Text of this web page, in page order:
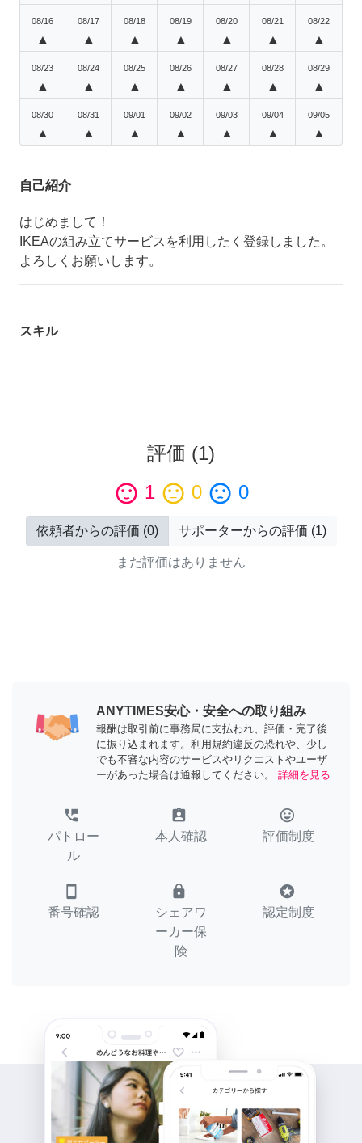
08/16
▲
08/17
▲
08/18
▲
08/19
▲
08/20
▲
08/21
▲
08/22
▲
08/23
▲
08/24
▲
08/25
▲
08/26
▲
08/27
▲
08/28
▲
08/29
▲
08/30
▲
08/31
▲
09/01
▲
09/02
▲
09/03
▲
09/04
▲
09/05
▲
自己紹介
はじめまして！
IKEAの組み立てサービスを利用したく登録しました。
よろしくお願いします。
スキル
評価 (1)
sentiment_satisfied 1 sentiment_neutral 0 sentiment_dissatisfied 0
依頼者からの評価 (0) サポーターからの評価 (1)
まだ評価はありません
ANYTIMES安心・安全への取り組み
報酬は取引前に事務局に支払われ、評価・完了後
に振り込まれます。利用規約違反の恐れや、少し
でも不審な内容のサービスやリクエストやユーザ
ーがあった場合は通報してください。
詳細を見る
perm_phone_msg
パトロー
ル
assignment_ind
本人確認
tag_faces
評価制度
smartphone
番号確認
lock
シェアワ
ーカー保
険
stars
認定制度